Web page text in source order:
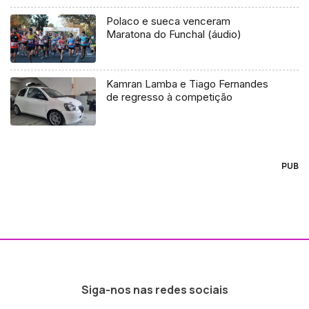
Marítimo
Polaco e sueca venceram
Maratona do Funchal (áudio)
Kamran Lamba e Tiago Fernandes
de regresso à competição
PUB
Siga-nos nas redes sociais